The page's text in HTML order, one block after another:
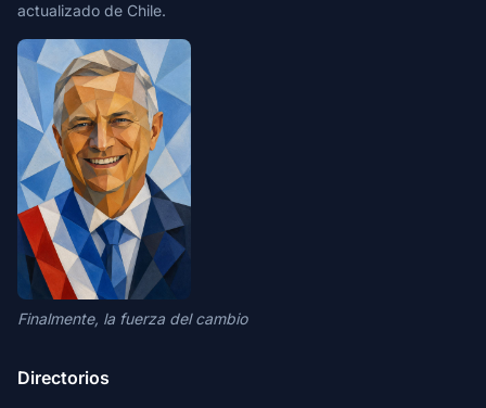
actualizado de Chile.
Finalmente, la fuerza del cambio
Directorios